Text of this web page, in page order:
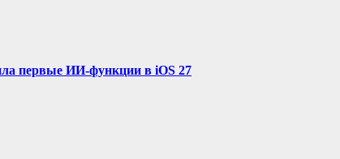
первые ИИ-функции в iOS 27